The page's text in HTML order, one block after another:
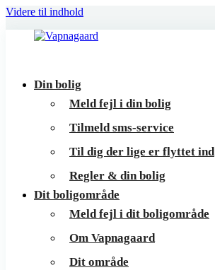
Videre til indhold
Vapnagaard
BoligerDin bolig
Meld fejl i din bolig
Tilmeld sms-service
Til dig der lige er flyttet ind
Regler & din bolig
Dit boligområde
Meld fejl i dit boligområde
Om Vapnagaard
Dit område